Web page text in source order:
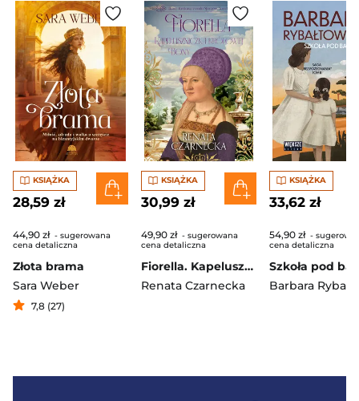
KSIĄŻKA
28,59 zł
44,90 zł - sugerowana
cena detaliczna
Złota brama
Sara Weber
7,8 (27)
KSIĄŻKA
30,99 zł
49,90 zł - sugerowana
cena detaliczna
Fiorella. Kapeluszniczka królowej Bony. Bona. Królowa z rodu Sforzów. Tom 6
Renata Czarnecka
KSIĄŻKA
33,62 zł
54,90 zł -
cena detaliczna